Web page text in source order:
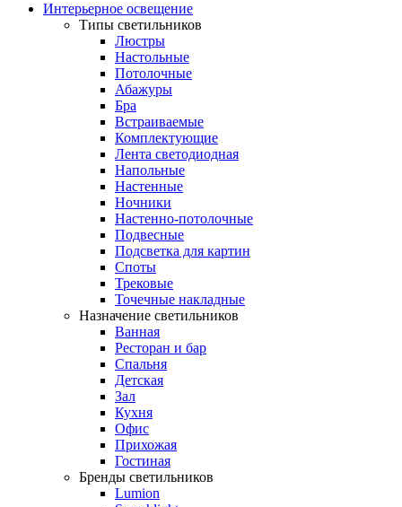
Интерьерное освещение
Типы светильников
Люстры
Настольные
Потолочные
Абажуры
Бра
Встраиваемые
Комплектующие
Лента светодиодная
Напольные
Настенные
Ночники
Настенно-потолочные
Подвесные
Подсветка для картин
Споты
Трековые
Точечные накладные
Назначение светильников
Ванная
Ресторан и бар
Спальня
Детская
Зал
Кухня
Офис
Прихожая
Гостиная
Бренды светильников
Lumion